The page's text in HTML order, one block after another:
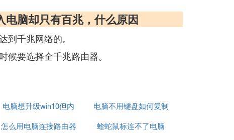
脑却只有百兆，什么原因
千兆网络的。
要选择全千兆路由器。
电脑想升级win10但内
存不够
电脑不用键盘如何复制
怎么用电脑连接路由器
蝰蛇鼠标连不了电脑